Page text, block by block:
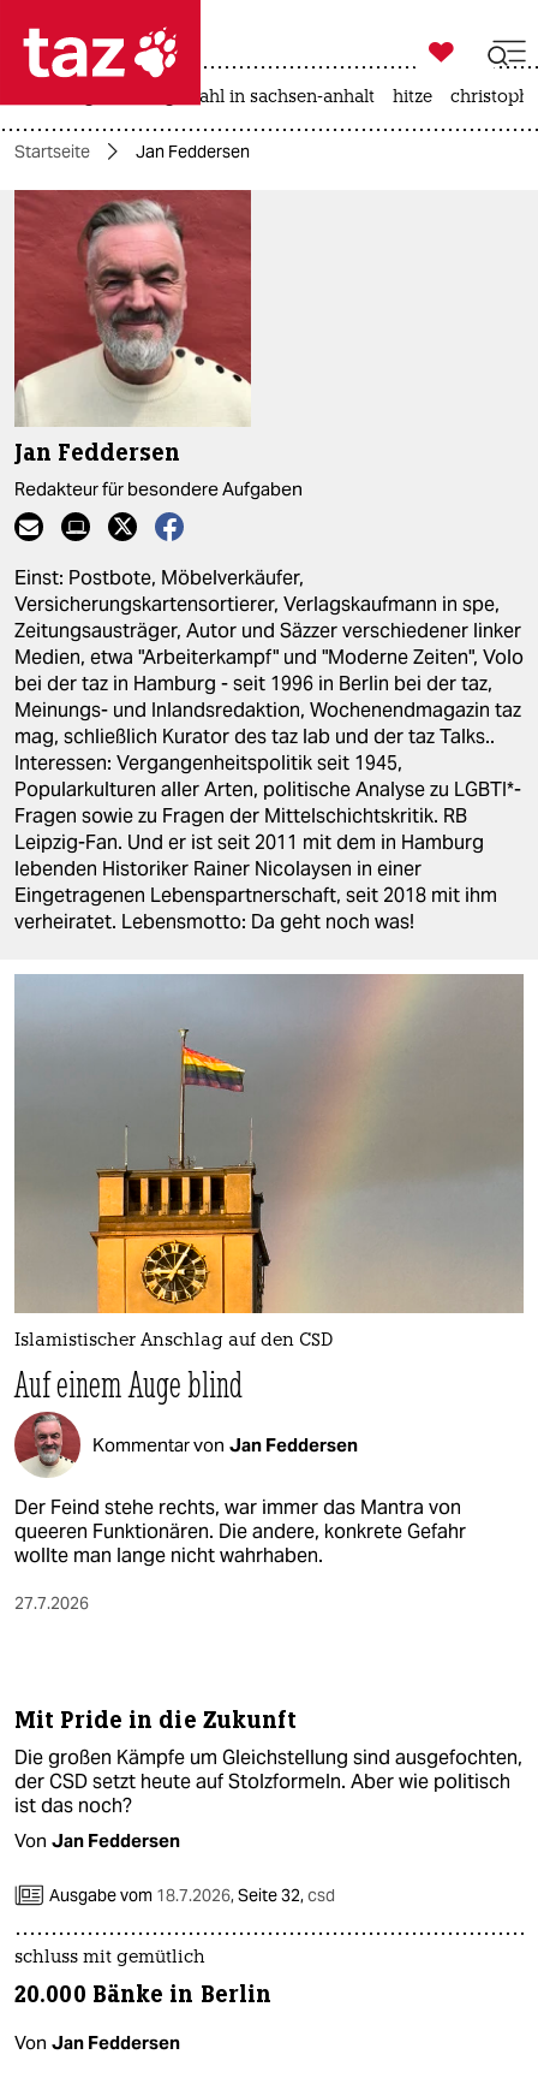
 taz zahl ich
taz zahl ich
themen
politik
gesellschaft
kultur
sport
berlin
nord
wahrheit
verlag
verlag
veranstaltungen
shop
fragen & hilfe
unterstützen

taz zahl ich
landtagswahl in sachsen-anhalt hitze
Startseite Jan Feddersen
Jan Feddersen
Redakteur für besondere Aufgaben
Einst: Postbote, Möbelverkäufer,
Versicherungskartensortierer, Verlagskaufmann in spe,
Zeitungsausträger, Autor und Säzzer verschiedener linker
Medien, etwa "Arbeiterkampf" und "Moderne Zeiten", Volo
bei der taz in Hamburg - seit 1996 in Berlin bei der taz,
Meinungs- und Inlandsredaktion, Wochenendmagazin taz
mag, schließlich Kurator des taz lab und der taz Talks..
Interessen: Vergangenheitspolitik seit 1945,
Popularkulturen aller Arten, politische Analyse zu LGBTI*-
Fragen sowie zu Fragen der Mittelschichtskritik. RB
Leipzig-Fan. Und er ist seit 2011 mit dem in Hamburg
lebenden Historiker Rainer Nicolaysen in einer
Eingetragenen Lebenspartnerschaft, seit 2018 mit ihm
verheiratet. Lebensmotto: Da geht noch was!
Islamistischer Anschlag auf den CSD
Auf einem Auge blind
Kommentar von Jan Feddersen
Der Feind stehe rechts, war immer das Mantra von
queeren Funktionären. Die andere, konkrete Gefahr
wollte man lange nicht wahrhaben.
27.7.2026
Mit Pride in die Zukunft
Die großen Kämpfe um Gleichstellung sind ausgefochten,
der CSD setzt heute auf Stolzformeln. Aber wie politisch
ist das noch?
Von Jan Feddersen
Ausgabe vom 18.7.2026,Seite 32,csd
schluss mit gemütlich
20.000 Bänke in Berlin
Von Jan Feddersen